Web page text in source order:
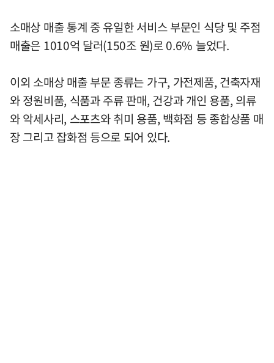
소매상 매출 통계 중 유일한 서비스 부문인 식당 및 주점
매출은 1010억 달러(150조 원)로 0.6% 늘었다.
이외 소매상 매출 부문 종류는 가구, 가전제품, 건축자재
와 정원비품, 식품과 주류 판매, 건강과 개인 용품, 의류
와 악세사리, 스포츠와 취미 용품, 백화점 등 종합상품 매
장 그리고 잡화점 등으로 되어 있다.